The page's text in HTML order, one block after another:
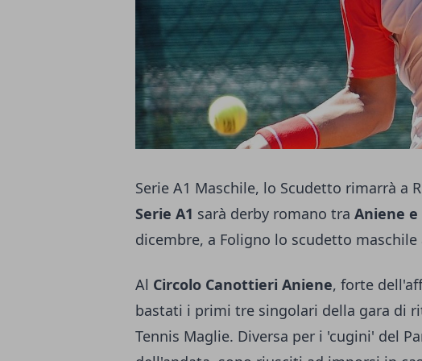
Serie A1 Maschile, lo Scudetto rimarrà a
Serie A1 sarà derby romano tra Aniene e
dicembre, a Foligno lo scudetto
Al Circolo Canottieri Aniene, forte
bastati i primi tre singolari della gara di
Tennis Maglie. Diversa per i 'cugini' del